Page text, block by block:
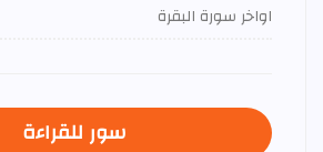
اواخر سورة البقرة
سور للقراءة